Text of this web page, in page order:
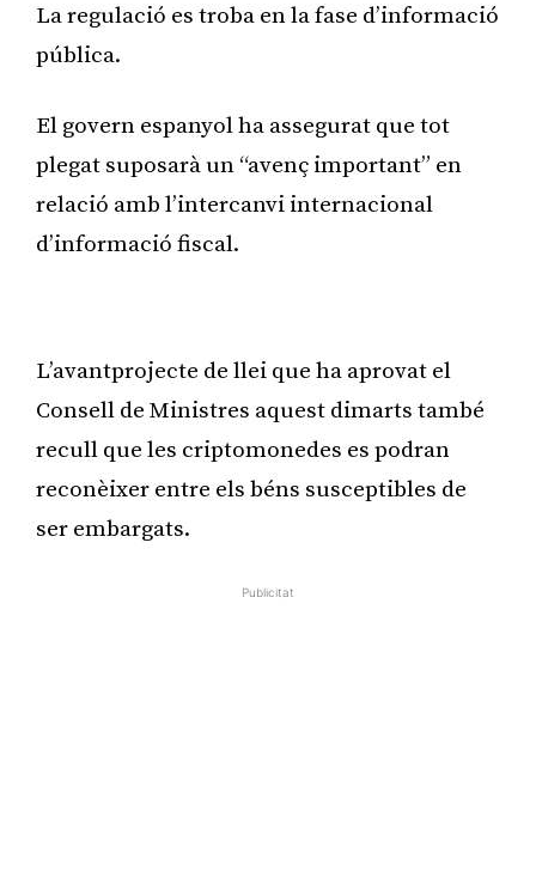
La regulació es troba en la fase d’informació
pública.
El govern espanyol ha assegurat que tot
plegat suposarà un “avenç important” en
relació amb l’intercanvi internacional
d’informació fiscal.
L’avantprojecte de llei que ha aprovat el
Consell de Ministres aquest dimarts també
recull que les criptomonedes es podran
reconèixer entre els béns susceptibles de
ser embargats.
Publicitat